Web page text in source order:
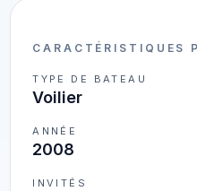
CARACTÉRISTIQUES
TYPE DE BATEAU
Voilier
ANNÉE
2008
INVITÉS